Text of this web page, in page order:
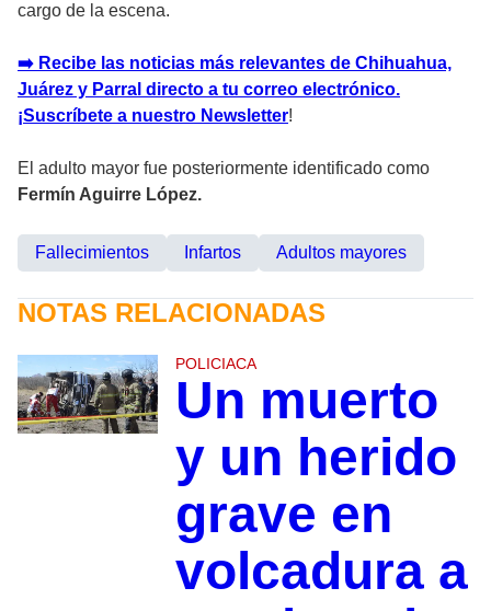
cargo de la escena.
➡️ Recibe las noticias más relevantes de Chihuahua,
Juárez y Parral directo a tu correo electrónico.
¡Suscríbete a nuestro Newsletter!
El adulto mayor fue posteriormente identificado como
Fermín Aguirre López.
Fallecimientos Infartos Adultos mayores
NOTAS RELACIONADAS
POLICIACA
Un muerto
y un herido
grave en
volcadura a